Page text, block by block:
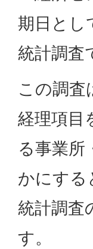
期日とし
統計調査
この調査
経理項目
る事業所
かにする
統計調査
す。